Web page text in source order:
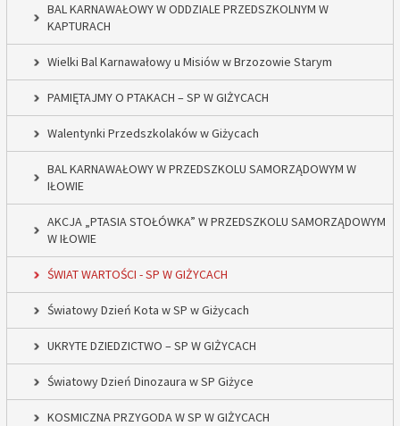
BAL KARNAWAŁOWY W ODDZIALE PRZEDSZKOLNYM W
KAPTURACH
Wielki Bal Karnawałowy u Misiów w Brzozowie Starym
PAMIĘTAJMY O PTAKACH – SP W GIŻYCACH
Walentynki Przedszkolaków w Giżycach
BAL KARNAWAŁOWY W PRZEDSZKOLU SAMORZĄDOWYM W
IŁOWIE
AKCJA „PTASIA STOŁÓWKA” W PRZEDSZKOLU SAMORZĄDOWYM
W IŁOWIE
ŚWIAT WARTOŚCI - SP W GIŻYCACH
Światowy Dzień Kota w SP w Giżycach
UKRYTE DZIEDZICTWO – SP W GIŻYCACH
Światowy Dzień Dinozaura w SP Giżyce
KOSMICZNA PRZYGODA W SP W GIŻYCACH